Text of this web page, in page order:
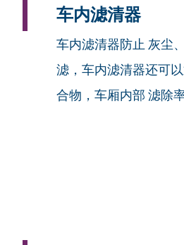
车内滤清器
车内滤清器防止 灰尘
滤，车内滤清器还可
合物，车厢内部 滤除率